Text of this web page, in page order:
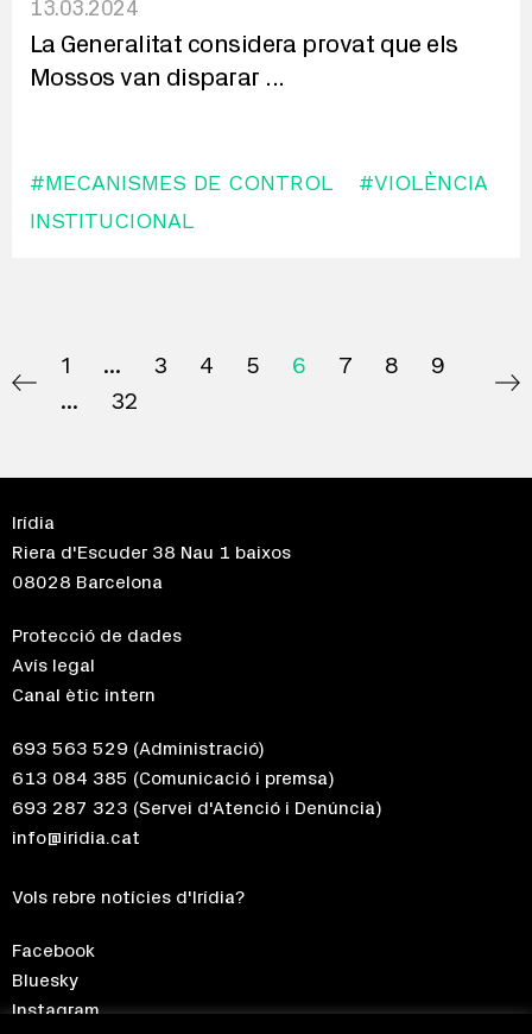
13.03.2024
La Generalitat considera provat que els
Mossos van disparar ...
#MECANISMES DE CONTROL
#VIOLÈNCIA
INSTITUCIONAL
1 3 4 5 6 7 8
9
32
Irídia
Riera d'Escuder 38 Nau 1 baixos
08028 Barcelona
Protecció de dades
Avís legal
Canal ètic intern
693 563 529 (Administració)
613 084 385 (Comunicació i premsa)
693 287 323 (Servei d'Atenció i Denúncia)
info@iridia.cat
Vols rebre notícies d'Irídia?
Facebook
Bluesky
Instagram